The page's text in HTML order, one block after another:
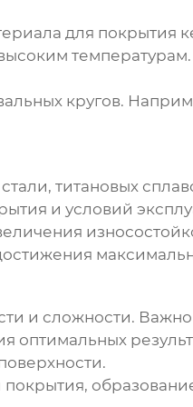
для покрытия
кругов.
титановых
и условий
и сложности.
оптимальных